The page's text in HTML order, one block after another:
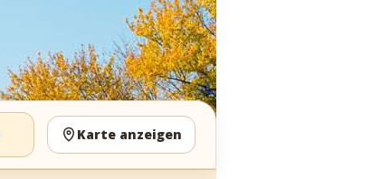
Karte anzeigen